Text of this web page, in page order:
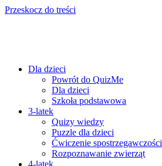
Przeskocz do treści
Dla dzieci
Powrót do QuizMe
Dla dzieci
Szkoła podstawowa
3-latek
Quizy wiedzy
Puzzle dla dzieci
Ćwiczenie spostrzegawczości
Rozpoznawanie zwierząt
4-latek